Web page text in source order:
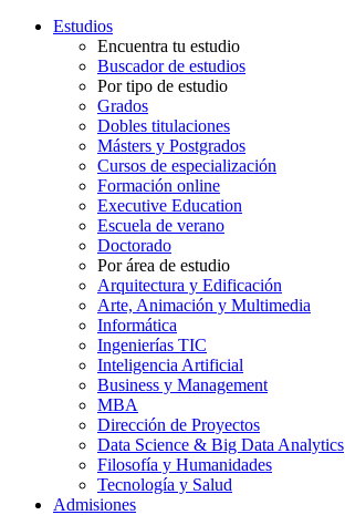
Estudios
Encuentra tu estudio
Buscador de estudios
Por tipo de estudio
Grados
Dobles titulaciones
Másters y Postgrados
Cursos de especialización
Formación online
Executive Education
Escuela de verano
Doctorado
Por área de estudio
Arquitectura y Edificación
Arte, Animación y Multimedia
Informática
Ingenierías TIC
Inteligencia Artificial
Business y Management
MBA
Dirección de Proyectos
Data Science & Big Data Analytics
Filosofía y Humanidades
Tecnología y Salud
Admisiones